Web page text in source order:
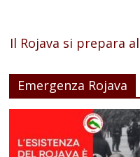
Il Rojava si prepara
Emergenza Rojava